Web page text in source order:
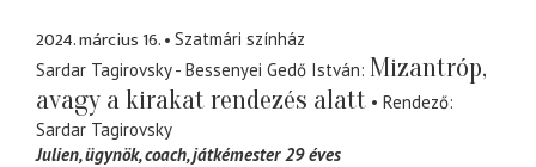
2024. március 16.
Szatmári színház
Sardar Tagirovsky - Bessenyei Gedő István Mizantróp,
avagy a kirakat rendezés alatt
Rendező
Sardar Tagirovsky
Julien ügynök, coach, játkémester 29 éves